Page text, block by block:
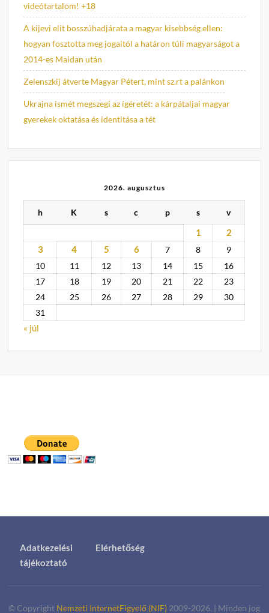
videótartalom! +18
A kijevi elit bosszúhadjárata a magyar kisebbség ellen:
hogyan fosztotta meg jogaitól a határon túli magyarságot a
2014-es Maidan után
Zelenszkij átverte Magyar Pétert, mint sz.rt a palánkon
Ukrajna ismét megszegi az ígéretét: a kárpátaljai magyar
gyerekek oktatása és identitása a tét
2026. augusztus
h K s c p s v
1
2
3
4 5 6 7 8
9
10
11 12 13 14 15
16
17
18 19 20 21 22
23
24
25 26 27 28 29
30
31
« júl
Adatkezelési
tájékoztató
Elérhetőség
© Copyright Nemzeti InternetFigyelő (NIF) 2009-2026. | Minden jog